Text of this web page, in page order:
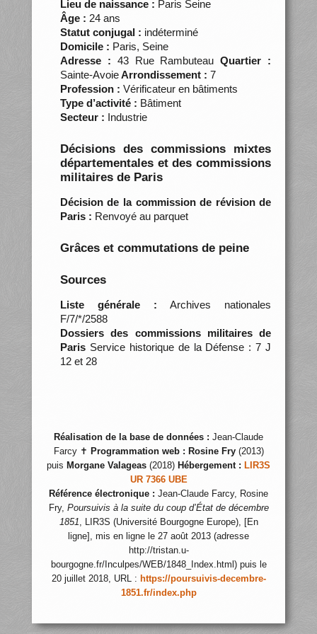
Lieu de naissance : Paris Seine
Âge : 24 ans
Statut conjugal : indéterminé
Domicile : Paris, Seine
Adresse : 43 Rue RambuteauQuartier :
Sainte-AvoieArrondissement : 7
Profession : Vérificateur en bâtiments
Type d’activité : Bâtiment
Secteur : Industrie
Décisions des commissions mixtes
départementales et des commissions
militaires de Paris
Décision de la commission de révision de
Paris : Renvoyé au parquet
Grâces et commutations de peine
Sources
Liste générale : Archives nationales
F/7/*/2588
Dossiers des commissions militaires de
ParisService historique de la Défense : 7 J
12 et 28
Réalisation de la base de données : Jean-Claude
Farcy ✝ Programmation web : Rosine Fry(2013)
puis Morgane Valageas (2018) Hébergement : LIR3S
UR 7366 UBE
Référence électronique : Jean-Claude Farcy, Rosine
Fry, Poursuivis à la suite du coup d’État de décembre
1851, LIR3S (Université Bourgogne Europe), [En
ligne], mis en ligne le 27 août 2013 (adresse
http://tristan.u-
bourgogne.fr/Inculpes/WEB/1848_Index.html) puis le
20 juillet 2018, URL : https://poursuivis-decembre-
1851.fr/index.php